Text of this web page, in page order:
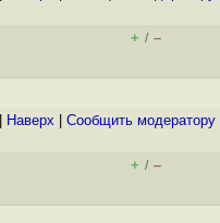
+ / –
Наверх Cообщить модератору
+ / –